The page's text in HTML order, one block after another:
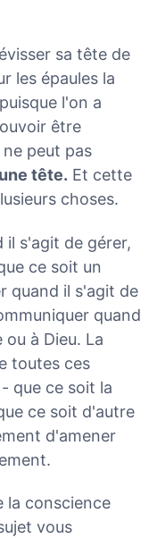
sa tête de
les épaules la
l'on a
être
peut pas
tête. Et cette
choses.
il s'agit de gérer,
ce soit un
quand il s'agit de
quand
à Dieu. La
toutes ces
que ce soit la
ce soit d'autre
d'amener
la conscience
vous